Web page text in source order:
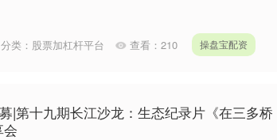
分类： 股票加杠杆平台 查看： 210 操盘宝配资
|第十九期长江沙龙：生态纪录片《在三多桥